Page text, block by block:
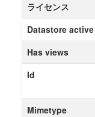
ライセンス
Datastore active
Has views
Id
Mimetype